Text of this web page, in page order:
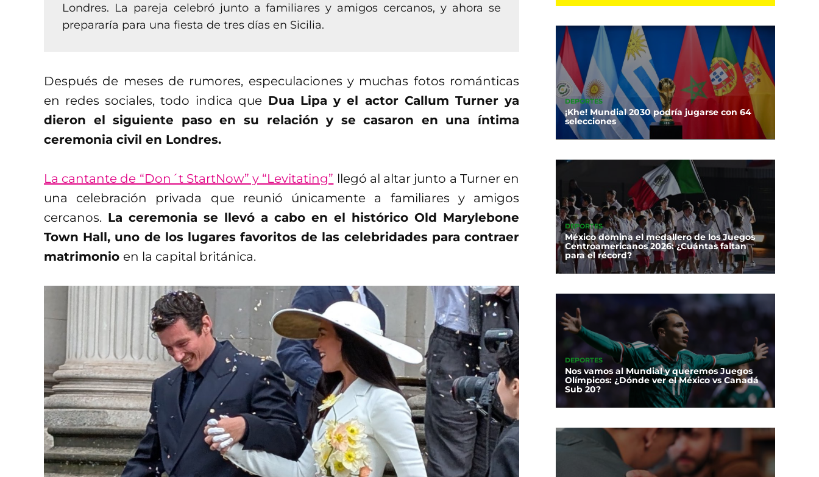
Londres. La pareja celebró junto a familiares y amigos cercanos, y ahora se
prepararía para una fiesta de tres días en Sicilia.
Después de meses de rumores, especulaciones y muchas fotos románticas
en redes sociales, todo indica queDua Lipa y el actor Callum Turner ya
dieron el siguiente paso en su relación y se casaron en una íntima
ceremonia civil en Londres.
La cantante de “Don´t StartNow” y “Levitating” llegó al altar junto a Turner en
una celebración privada que reunió únicamente a familiares y amigos
cercanos. La ceremonia se llevó a cabo en el histórico Old Marylebone
Town Hall, uno de los lugares favoritos de las celebridades para contraer
matrimonio en la capital británica.
DEPORTES
¡Khe! Mundial 2030 podría jugarse con 64
selecciones
DEPORTES
México domina el medallero de los Juegos
Centroamericanos 2026: ¿Cuántas faltan
para el récord?
DEPORTES
Nos vamos al Mundial y queremos Juegos
Olímpicos: ¿Dónde ver el México vs Canadá
Sub 20?